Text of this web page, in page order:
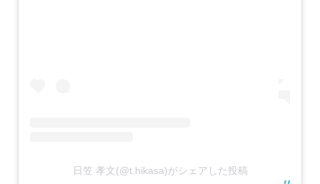
日笠 孝文(@t.hikasa)がシェアした投稿